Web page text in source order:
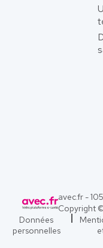
avec.fr -
Copyright
Données
personnelles